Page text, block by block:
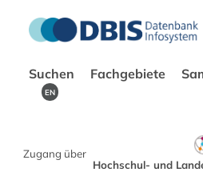
Suchen Fachgebiete
EN
Zugang über
Hochschul- und